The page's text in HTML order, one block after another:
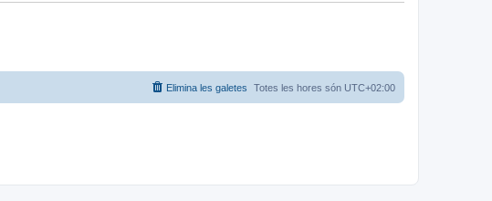
Totes les hores són UTC+02:00
Elimina les galetes